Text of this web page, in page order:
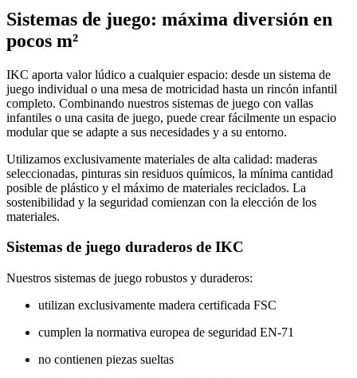
Sistemas de juego: máxima diversión en
pocos m²
IKC aporta valor lúdico a cualquier espacio: desde un sistema de
juego individual o una mesa de motricidad hasta un rincón infantil
completo. Combinando nuestros sistemas de juego con vallas
infantiles o una casita de juego, puede crear fácilmente un espacio
modular que se adapte a sus necesidades y a su entorno.
Utilizamos exclusivamente materiales de alta calidad: maderas
seleccionadas, pinturas sin residuos químicos, la mínima cantidad
posible de plástico y el máximo de materiales reciclados. La
sostenibilidad y la seguridad comienzan con la elección de los
materiales.
Sistemas de juego duraderos de IKC
Nuestros sistemas de juego robustos y duraderos:
utilizan exclusivamente madera certificada FSC
cumplen la normativa europea de seguridad EN-71
no contienen piezas sueltas